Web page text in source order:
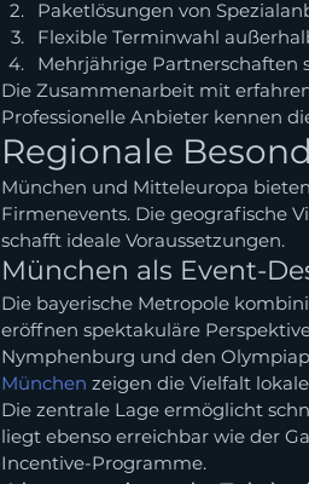
Paketlösungen von
Flexible Terminwahl
Mehrjährige Partnerschaften
Die Zusammenarbeit mit
Professionelle Anbieter kennen
Regionale
München und Mitteleuropa
Firmenevents. Die geografische
schafft ideale Voraussetzungen.
München als Event-
Die bayerische Metropole
eröffnen spektakuläre
Nymphenburg und den
München zeigen die Vielfalt
Die zentrale Lage ermöglicht
liegt ebenso erreichbar wie der
Incentive-Programme.